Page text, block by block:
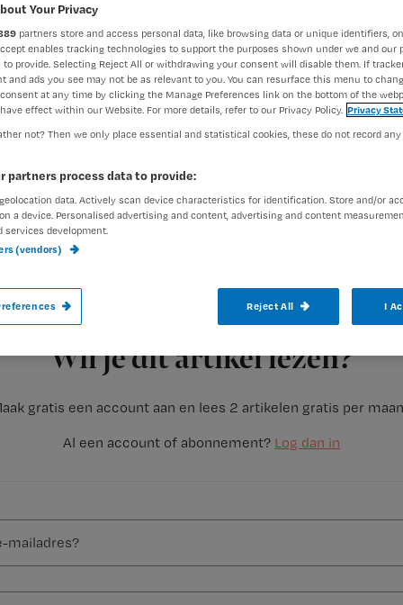
Auteur:Francine Aarts2 april 2019
Wil je dit artikel lezen?
gratis een account aan en lees 2 artikelen gratis per
Al een account of abonnement? Log dan in
Vanavond is er een ic-café in Nijmegen.
familieleden ervaringen uitwisselen met
jaren na de opname nog met klachten.
Your Privacy
partners store and access personal data, like browsing data or unique identifiers,
enables tracking technologies to support the purposes shown under we and our
to provide. Selecting Reject All or withdrawing your consent will disable them. If
and ads you see may not be as relevant to you. You can resurface this menu to
at any time by clicking the Manage Preferences link on the bottom of the
effect within our Website. For more details, refer to our Privacy Policy. Privacy
not? Then we only place essential and statistical cookies, these do not record
partners process data to provide:
data. Actively scan device characteristics for identification. Store and/or
a device. Personalised advertising and content, advertising and content
services development.
(vendors)
Reject All I